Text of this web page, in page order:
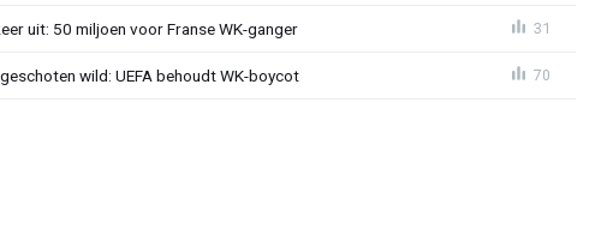
uit: 50 miljoen voor Franse WK-ganger 31
wild: UEFA behoudt WK-boycot 70